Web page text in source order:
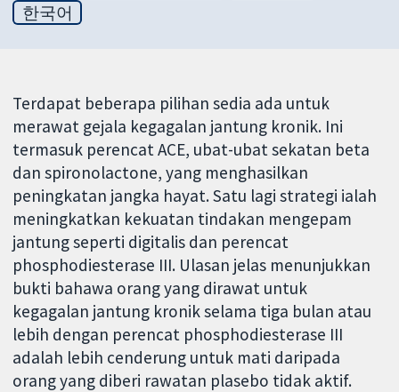
한국어
Terdapat beberapa pilihan sedia ada untuk
merawat gejala kegagalan jantung kronik. Ini
termasuk perencat ACE, ubat-ubat sekatan beta
dan spironolactone, yang menghasilkan
peningkatan jangka hayat. Satu lagi strategi ialah
meningkatkan kekuatan tindakan mengepam
jantung seperti digitalis dan perencat
phosphodiesterase III. Ulasan jelas menunjukkan
bukti bahawa orang yang dirawat untuk
kegagalan jantung kronik selama tiga bulan atau
lebih dengan perencat phosphodiesterase III
adalah lebih cenderung untuk mati daripada
orang yang diberi rawatan plasebo tidak aktif.